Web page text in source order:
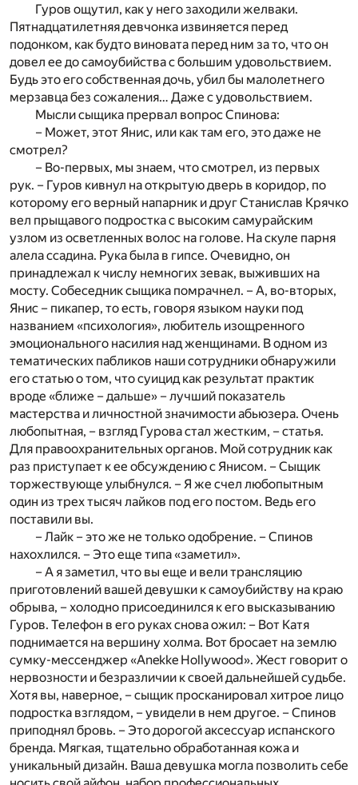
Гуров ощутил, как у него заходили желваки.
Пятнадцатилетняя девчонка извиняется перед
подонком, как будто виновата перед ним за то, что он
довел ее до самоубийства с большим удовольствием.
Будь это его собственная дочь, убил бы малолетнего
мерзавца без сожаления… Даже с удовольствием.
Мысли сыщика прервал вопрос Спинова:
– Может, этот Янис, или как там его, это даже не
смотрел?
– Во-первых, мы знаем, что смотрел, из первых
рук. – Гуров кивнул на открытую дверь в коридор, по
которому его верный напарник и друг Станислав Крячко
вел прыщавого подростка с высоким самурайским
узлом из осветленных волос на голове. На скуле парня
алела ссадина. Рука была в гипсе. Очевидно, он
принадлежал к числу немногих зевак, выживших на
мосту. Собеседник сыщика помрачнел. – А, во-вторых,
Янис – пикапер, то есть, говоря языком науки под
названием «психология», любитель изощренного
эмоционального насилия над женщинами. В одном из
тематических пабликов наши сотрудники обнаружили
его статью о том, что суицид как результат практик
вроде «ближе – дальше» – лучший показатель
мастерства и личностной значимости абьюзера. Очень
любопытная, – взгляд Гурова стал жестким, – статья.
Для правоохранительных органов. Мой сотрудник как
раз приступает к ее обсуждению с Янисом. – Сыщик
торжествующе улыбнулся. – Я же счел любопытным
один из трех тысяч лайков под его постом. Ведь его
поставили вы.
– Лайк – это же не только одобрение. – Спинов
нахохлился. – Это еще типа «заметил».
– А я заметил, что вы еще и вели трансляцию
приготовлений вашей девушки к самоубийству на краю
обрыва, – холодно присоединился к его высказыванию
Гуров. Телефон в его руках снова ожил: – Вот Катя
поднимается на вершину холма. Вот бросает на землю
cумку-мессенджер «Anekke Hollywood». Жест говорит о
нервозности и безразличии к своей дальнейшей судьбе.
Хотя вы, наверное, – сыщик просканировал хитрое лицо
подростка взглядом, – увидели в нем другое. – Спинов
приподнял бровь. – Это дорогой аксессуар испанского
бренда. Мягкая, тщательно обработанная кожа и
уникальный дизайн. Ваша девушка могла позволить себе